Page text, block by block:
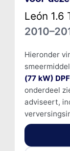
León 1.6
Hieronder
(77 kW) DPF
onderdeel
adviseert,